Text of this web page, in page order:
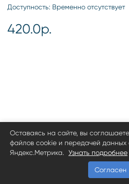
Доступность: Временно отсутствует
420.0р.
Оставаясь на сайте, вы
файлов cookie и передачей
Яндекс.Метрика.
Узнать подробнее
Согласен